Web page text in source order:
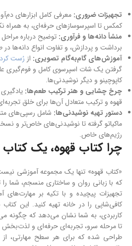
تجهیزات ضروری: معرفی کامل ابزارهای
کمکس تا اسپرسوسازهای حرفه‌ای، به همراه
منشأ دانه‌ها و فرآوری: توضیح درباره
برداشت و پردازش، و تفاوت انواع دانه‌ها
آموزش‌های گام‌به‌گام تصویری: از رُست
گرفتن یک شات اسپرسوی کامل و فوم‌گیری
کاپوچینو و دیگر نوشیدنی‌ها.
چرخ چشایی و هنر ترکیب طعم‌ها:
قهوه و ترکیب متعادل آن‌ها برای خلق
دستور تهیه نوشیدنی‌ها: شامل رسپی‌های
ماکیاتو گرفته تا نوشیدنی‌های خاص‌تر و
رژیم‌های خاص.
چرا کتاب قهوه، یک
«کتاب قهوه» تنها یک مجموعه آموزشی
که با زبانی روان و ساختاری منسجم، شما
تجهیزات پیچیده و با تکیه بر مهارت‌های
کافی‌شاپی را در خانه تهیه کنید. این کتاب
کاربردی، به شما نشان می‌دهد که چگونه
تا مرحله سرو، تجربه‌ای حرفه‌ای و
طراحی شده که برای هر سطح مهارتی، از